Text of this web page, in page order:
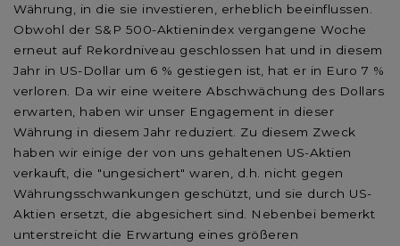
Währung, in die sie investieren, erheblich beeinflussen.
Obwohl der S&P 500-Aktienindex vergangene Woche
erneut auf Rekordniveau geschlossen hat und in diesem
Jahr in US-Dollar um 6 % gestiegen ist, hat er in Euro 7 %
verloren. Da wir eine weitere Abschwächung des Dollars
erwarten, haben wir unser Engagement in dieser
Währung in diesem Jahr reduziert. Zu diesem Zweck
haben wir einige der von uns gehaltenen US-Aktien
verkauft, die "ungesichert" waren, d.h. nicht gegen
Währungsschwankungen geschützt, und sie durch US-
Aktien ersetzt, die abgesichert sind. Nebenbei bemerkt
unterstreicht die Erwartung eines größeren